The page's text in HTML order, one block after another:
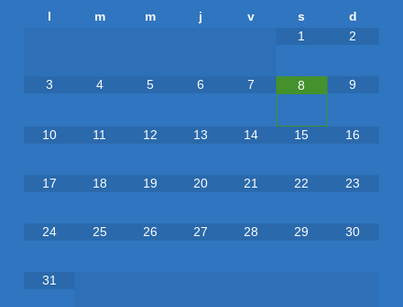
l m m j v s
d
1
2
3 4 5 6 7 8 9
10 11 12 13 14 15 16
17 18 19 20 21 22 23
24 25 26 27 28 29 30
31